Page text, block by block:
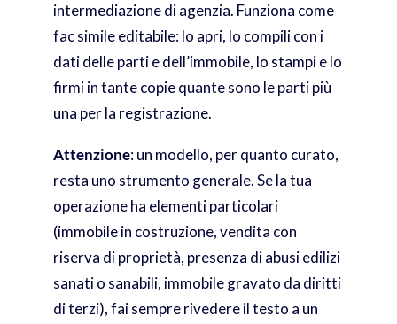
intermediazione di agenzia. Funziona come
fac simile editabile: lo apri, lo compili con i
dati delle parti e dell’immobile, lo stampi e lo
firmi in tante copie quante sono le parti più
una per la registrazione.
Attenzione: un modello, per quanto curato,
resta uno strumento generale. Se la tua
operazione ha elementi particolari
(immobile in costruzione, vendita con
riserva di proprietà, presenza di abusi edilizi
sanati o sanabili, immobile gravato da diritti
di terzi), fai sempre rivedere il testo a un